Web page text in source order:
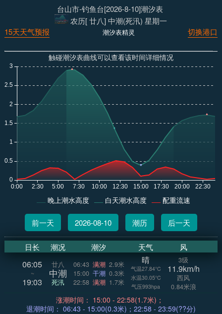
台山市-钓鱼台[2026-8-10]潮汐表
农历[ 廿八] 中潮(死汛) 星期一
切换港口
潮汐表精灵
15天天气预报
触碰潮汐表曲线可以查看该时间详细情况
晚上潮水高度 白天潮水高度 配重流速
前一天 2026-08-10 潮历 后一天
日长 潮况 潮汐 天气 风
06:05
~
19:03
廿八
中潮
死汛
06:43 满潮 2.9米
15:00 干潮 0.3米
22:58 满潮 1.7米
晴
气温27.84°C
水温30.05°C
气压993hpa
3级
11.9km/h
西风
0.84米浪
涨潮时间： 15:00 - 22:58(1.7米)；
退潮时间： 06:43 - 15:00(0.3米)；22:58 - 23:59(??分)